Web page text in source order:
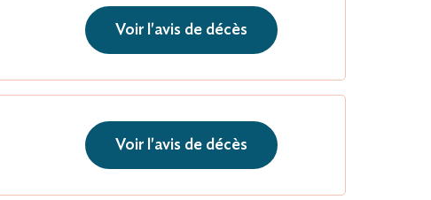
Voir l'avis de décès
Voir l'avis de décès